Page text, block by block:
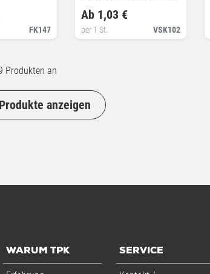
FK147 VSK102
Ab 1,03 €
per 1 St.
Produkten an
anzeigen
WARUM TPK SERVICE